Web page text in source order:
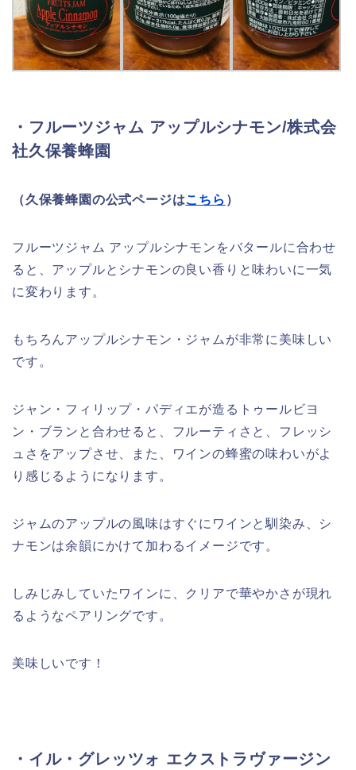
・フルーツジャム アップルシナモン/株式会
社久保養蜂園
（久保養蜂園の公式ページはこちら ）
フルーツジャム アップルシナモンをバタールに合わせ
ると、アップルとシナモンの良い香りと味わいに一気
に変わります。
もちろんアップルシナモン・ジャムが非常に美味しい
です。
ジャン・フィリップ・パディエが造るトゥールビヨ
ン・ブランと合わせると、フルーティさと、フレッシ
ュさをアップさせ、また、ワインの蜂蜜の味わいがよ
り感じるようになります。
ジャムのアップルの風味はすぐにワインと馴染み、シ
ナモンは余韻にかけて加わるイメージです。
しみじみしていたワインに、クリアで華やかさが現れ
るようなペアリングです。
美味しいです！
・イル・グレッツォ エクストラヴァージン